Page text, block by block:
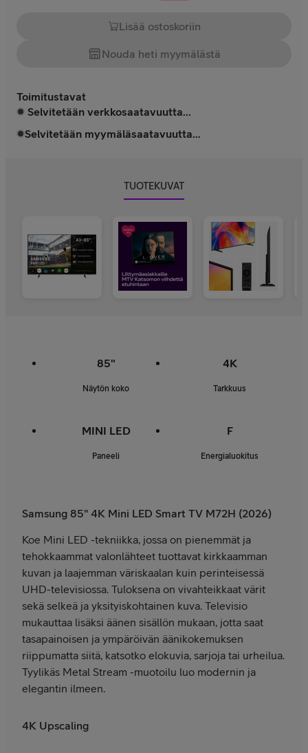
Lisää ostoskoriin
Nouda heti myymälästä
Toimitustavat
Selvitetään verkkosaatavuutta...
Selvitetään myymäläsaatavuutta...
TUOTEKUVAT
85"
Näytön koko
4K
Tarkkuus
MINI LED
Paneeli
F
Energialuokitus
Samsung 85" 4K Mini LED Smart TV M72H (2026)
Koe Mini LED -tekniikka, jossa on pienemmät ja
tehokkaammat valonlähteet tuottavat kirkkaamman
kuvan ja laajemman väriskaalan kuin perinteisessä
UHD-televisiossa. Tuloksena on vivahteikkaat värit
sekä selkeä ja yksityiskohtainen kuva. Televisio
mukauttaa lisäksi äänen sisällön mukaan, jotta saat
tasapainoisen ja ympäröivän äänikokemuksen
riippumatta siitä, katsotko elokuvia, sarjoja tai urheilua.
Tyylikäs Metal Stream -muotoilu luo modernin ja
elegantin ilmeen.
4K Upscaling